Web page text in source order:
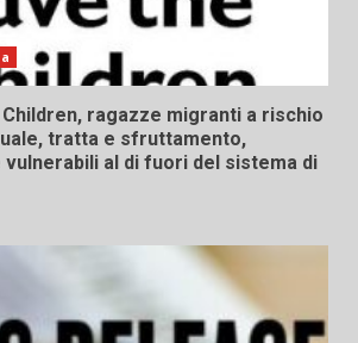
ragazze migranti a rischio
tratta e sfruttamento,
al di fuori del sistema di